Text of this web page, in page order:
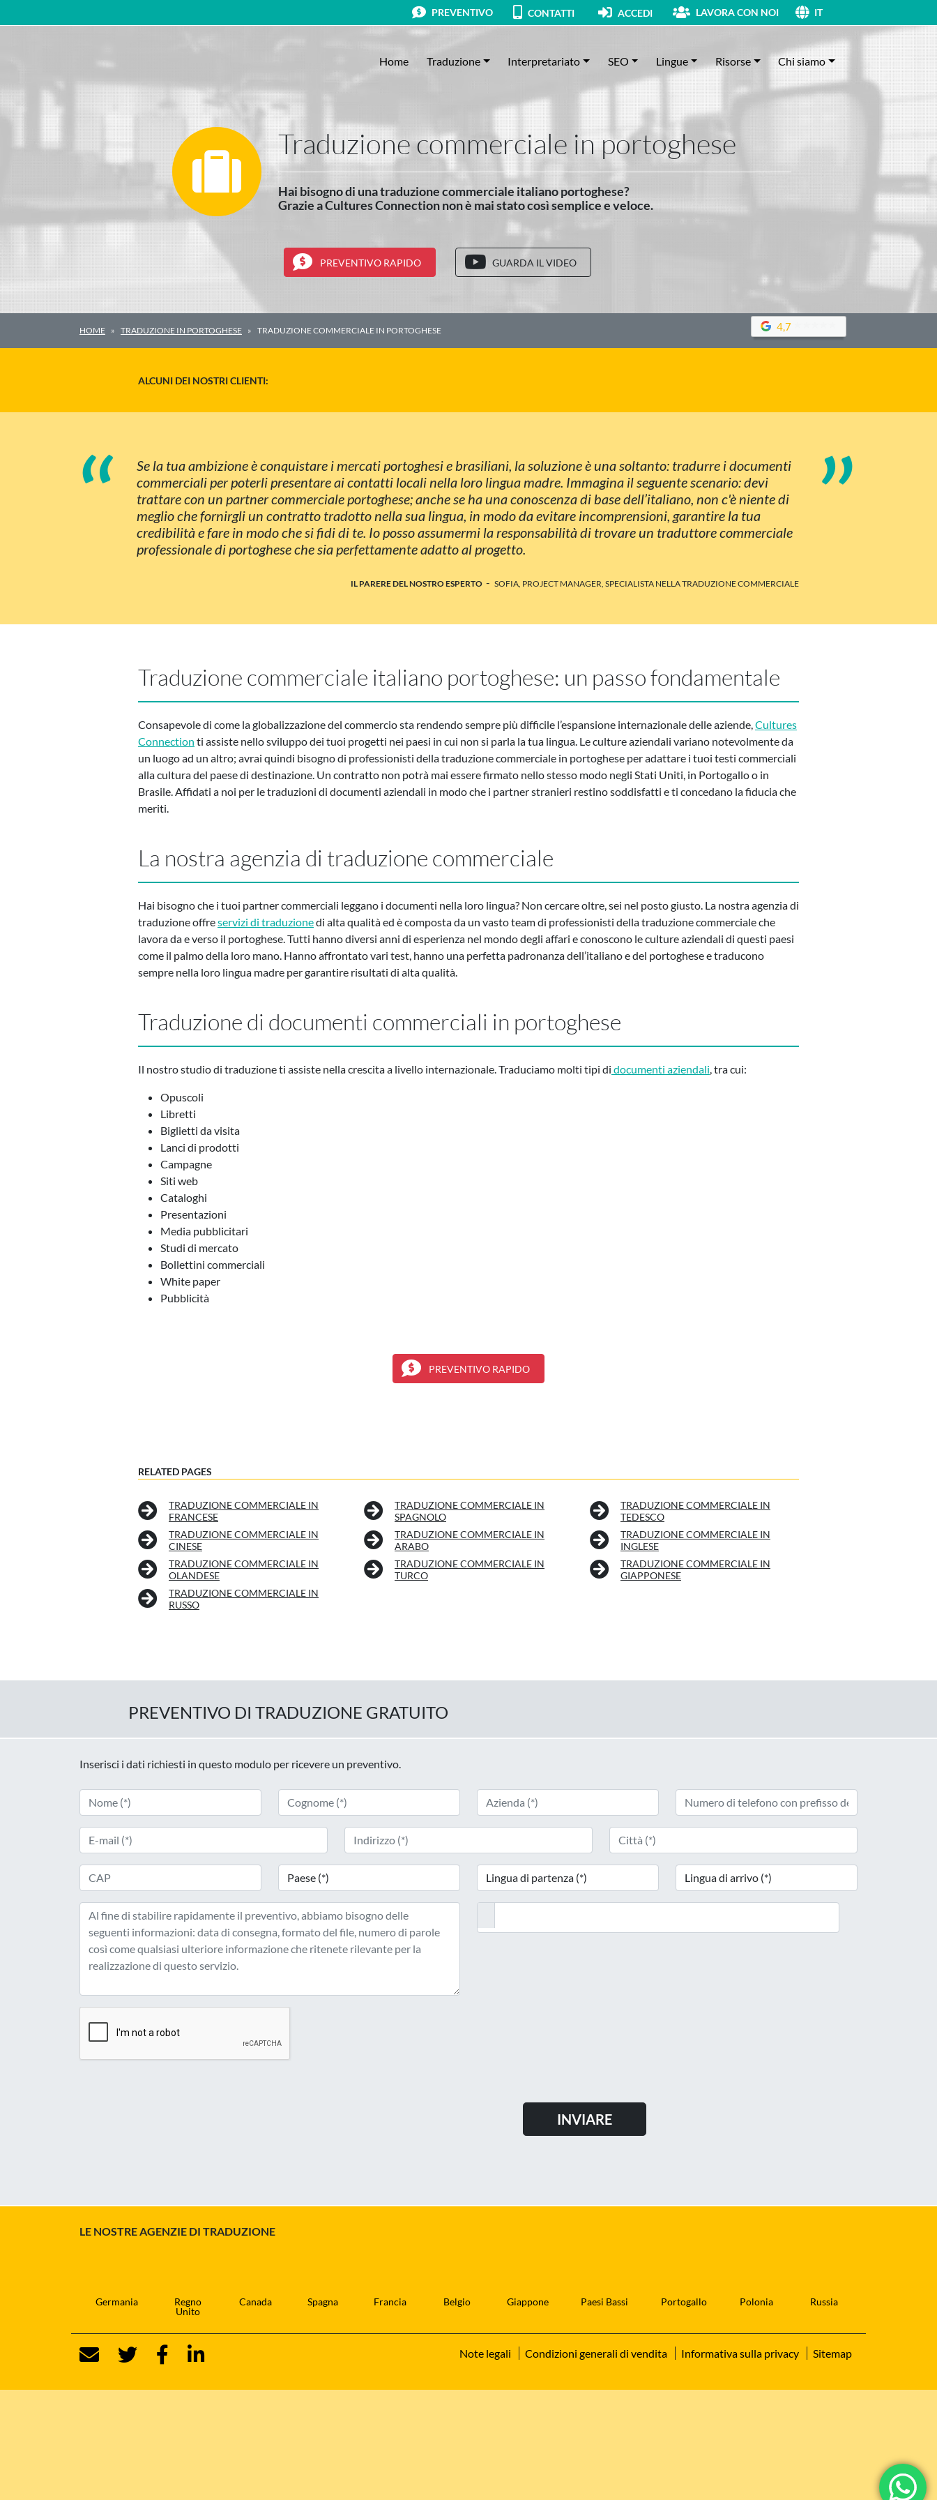
PREVENTIVO CONTATTI ACCEDI LAVORA CON NOI IT
Navigazione principale Home Traduzione Interpretariato SEO Lingue Risorse Chi siamo
Traduzione commerciale in portoghese
Hai bisogno di una traduzione commerciale italiano portoghese?
Grazie a Cultures Connection non è mai stato così semplice e veloce.
PREVENTIVO RAPIDO GUARDA IL VIDEO
HOME TRADUZIONE IN PORTOGHESE TRADUZIONE COMMERCIALE IN PORTOGHESE 4,7
ALCUNI DEI NOSTRI CLIENTI:
“
Se la tua ambizione è conquistare i mercati portoghesi e brasiliani, la soluzione è una soltanto: tradurre i documenti
commerciali per poterli presentare ai contatti locali nella loro lingua madre. Immagina il seguente scenario: devi
trattare con un partner commerciale portoghese; anche se ha una conoscenza di base dell’italiano, non c'è niente di
meglio che fornirgli un contratto tradotto nella sua lingua, in modo da evitare incomprensioni, garantire la tua
credibilità e fare in modo che si fidi di te. Io posso assumermi la responsabilità di trovare un traduttore commerciale
professionale di portoghese che sia perfettamente adatto al progetto.
”
IL PARERE DEL NOSTRO ESPERTO - SOFIA, PROJECT MANAGER, SPECIALISTA NELLA TRADUZIONE COMMERCIALE
Traduzione commerciale italiano portoghese: un passo fondamentale
Consapevole di come la globalizzazione del commercio sta rendendo sempre più difficile l’espansione internazionale delle aziende, Cultures
Connection ti assiste nello sviluppo dei tuoi progetti nei paesi in cui non si parla la tua lingua. Le culture aziendali variano notevolmente da
un luogo ad un altro; avrai quindi bisogno di professionisti della traduzione commerciale in portoghese per adattare i tuoi testi commerciali
alla cultura del paese di destinazione. Un contratto non potrà mai essere firmato nello stesso modo negli Stati Uniti, in Portogallo o in
Brasile. Affidati a noi per le traduzioni di documenti aziendali in modo che i partner stranieri restino soddisfatti e ti concedano la fiducia che
meriti.
La nostra agenzia di traduzione commerciale
Hai bisogno che i tuoi partner commerciali leggano i documenti nella loro lingua? Non cercare oltre, sei nel posto giusto. La nostra agenzia di
traduzione offreservizi di traduzionedi alta qualità ed è composta da un vasto team di professionisti della traduzione commerciale che
lavora da e verso il portoghese. Tutti hanno diversi anni di esperienza nel mondo degli affari e conoscono le culture aziendali di questi paesi
come il palmo della loro mano. Hanno affrontato vari test, hanno una perfetta padronanza dell’italiano e del portoghese e traducono
sempre nella loro lingua madre per garantire risultati di alta qualità.
Traduzione di documenti commerciali in portoghese
Il nostro studio di traduzione ti assiste nella crescita a livello internazionale. Traduciamo molti tipi di documenti aziendali, tra cui:
Opuscoli
Libretti
Biglietti da visita
Lanci di prodotti
Campagne
Siti web
Cataloghi
Presentazioni
Media pubblicitari
Studi di mercato
Bollettini commerciali
White paper
Pubblicità
PREVENTIVO RAPIDO
RELATED PAGES
TRADUZIONE COMMERCIALE IN
FRANCESE
TRADUZIONE COMMERCIALE IN
SPAGNOLO
TRADUZIONE COMMERCIALE IN
TEDESCO
TRADUZIONE COMMERCIALE IN
CINESE
TRADUZIONE COMMERCIALE IN
ARABO
TRADUZIONE COMMERCIALE IN
INGLESE
TRADUZIONE COMMERCIALE IN
OLANDESE
TRADUZIONE COMMERCIALE IN
TURCO
TRADUZIONE COMMERCIALE IN
GIAPPONESE
TRADUZIONE COMMERCIALE IN
RUSSO
PREVENTIVO DI TRADUZIONE GRATUITO
Inserisci i dati richiesti in questo modulo per ricevere un preventivo.
LE NOSTRE AGENZIE DI TRADUZIONE
Germania
Regno
Unito
Canada Spagna Francia Belgio Giappone Paesi Bassi Portogallo Polonia Russia
Note legali Condizioni generali di vendita Informativa sulla privacy Sitemap